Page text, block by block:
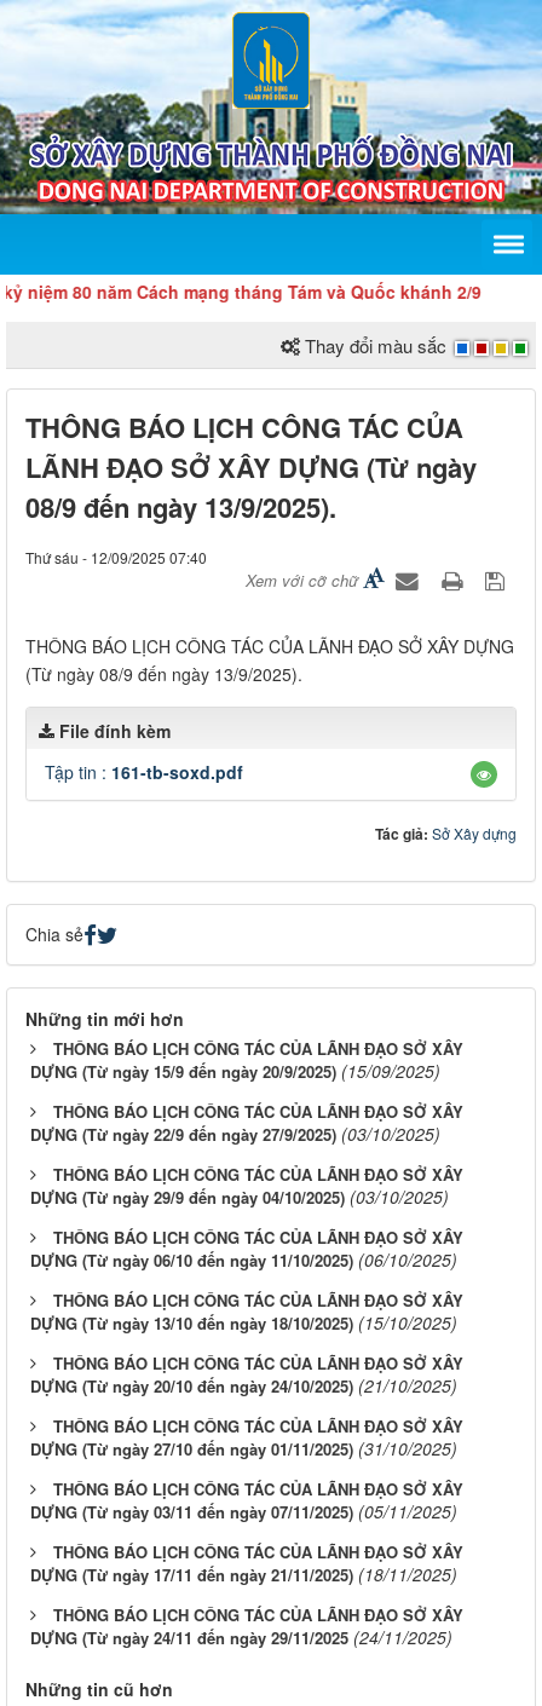
80 năm Cách mạng tháng Tám và Quốc khánh 2/9
Thay đổi màu sắc
THÔNG BÁO LỊCH CÔNG TÁC CỦA
LÃNH ĐẠO SỞ XÂY DỰNG (Từ ngày
08/9 đến ngày 13/9/2025).
Thứ sáu - 12/09/2025 07:40
Xem với cỡ chữ
THÔNG BÁO LỊCH CÔNG TÁC CỦA LÃNH ĐẠO SỞ XÂY DỰNG
(Từ ngày 08/9 đến ngày 13/9/2025).
File đính kèm
Tập tin : 161-tb-soxd.pdf
Tác giả: Sở Xây dựng
Chia sẻ
Những tin mới hơn
THÔNG BÁO LỊCH CÔNG TÁC CỦA LÃNH ĐẠO SỞ XÂY
DỰNG (Từ ngày 15/9 đến ngày 20/9/2025) (15/09/2025)
THÔNG BÁO LỊCH CÔNG TÁC CỦA LÃNH ĐẠO SỞ XÂY
DỰNG (Từ ngày 22/9 đến ngày 27/9/2025) (03/10/2025)
THÔNG BÁO LỊCH CÔNG TÁC CỦA LÃNH ĐẠO SỞ XÂY
DỰNG (Từ ngày 29/9 đến ngày 04/10/2025) (03/10/2025)
THÔNG BÁO LỊCH CÔNG TÁC CỦA LÃNH ĐẠO SỞ XÂY
DỰNG (Từ ngày 06/10 đến ngày 11/10/2025) (06/10/2025)
THÔNG BÁO LỊCH CÔNG TÁC CỦA LÃNH ĐẠO SỞ XÂY
DỰNG (Từ ngày 13/10 đến ngày 18/10/2025) (15/10/2025)
THÔNG BÁO LỊCH CÔNG TÁC CỦA LÃNH ĐẠO SỞ XÂY
DỰNG (Từ ngày 20/10 đến ngày 24/10/2025) (21/10/2025)
THÔNG BÁO LỊCH CÔNG TÁC CỦA LÃNH ĐẠO SỞ XÂY
DỰNG (Từ ngày 27/10 đến ngày 01/11/2025) (31/10/2025)
THÔNG BÁO LỊCH CÔNG TÁC CỦA LÃNH ĐẠO SỞ XÂY
DỰNG (Từ ngày 03/11 đến ngày 07/11/2025) (05/11/2025)
THÔNG BÁO LỊCH CÔNG TÁC CỦA LÃNH ĐẠO SỞ XÂY
DỰNG (Từ ngày 17/11 đến ngày 21/11/2025) (18/11/2025)
THÔNG BÁO LỊCH CÔNG TÁC CỦA LÃNH ĐẠO SỞ XÂY
DỰNG (Từ ngày 24/11 đến ngày 29/11/2025 (24/11/2025)
Những tin cũ hơn